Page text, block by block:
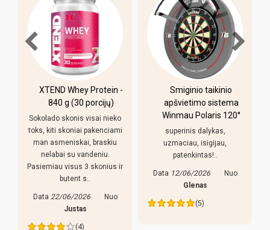
XTEND Whey Protein -
840 g (30 porcijų)
Sokolado skonis visai nieko
toks, kiti skoniai pakenciami
man asmeniskai, braskiu
nelabai su vandeniu.
Pasiemiau visus 3 skonius ir
butent s..
Data 22/06/2026
Nuo
Justas
(4)
Smiginio taikinio
apšvietimo sistema
Winmau Polaris 120°
superinis dalykas,
uzmaciau, isigijau,
patenkintas!..
Data 12/06/2026
Nuo
Glenas
(5)